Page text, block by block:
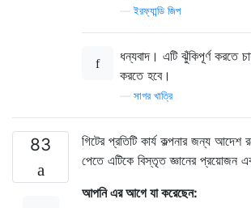
—ইরফ্যান্ডি জিপ
ধন্যবাদ। এটি ঝুঁকিপূর্ণ করতে
করতে হবে।
সাগর খাত্রি
83
গিটের প্রতিটি কার্য কল্পনার জন্য আদেশ
পেতে এটিকে বিস্তৃত জ্ঞানের প্রয়োজন
আপনি এর আগে যা করেছেন: